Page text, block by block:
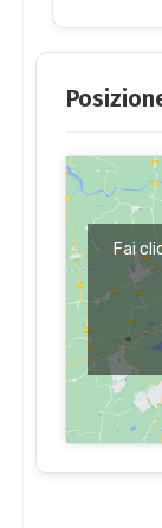
Fai